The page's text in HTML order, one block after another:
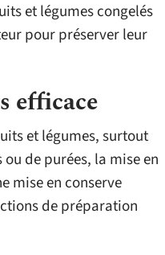
et légumes congelés
pour préserver leur
efficace
et légumes, surtout
de purées, la mise en
mise en conserve
de préparation